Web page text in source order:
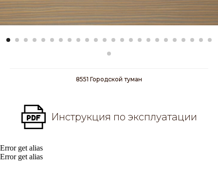
8551 Городской туман
Инструкция по эксплуатации
Error get alias
Error get alias